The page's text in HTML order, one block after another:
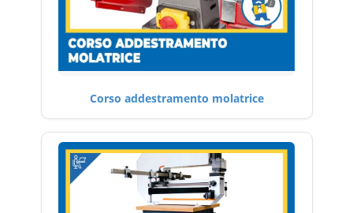
Corso addestramento molatrice